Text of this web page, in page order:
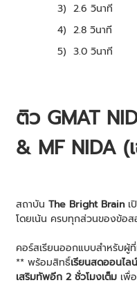
3) 2.6 วินาที
4) 2.8 วินาที
5) 3.0 วินาที
ติว GMAT
& MF NIDA (
สถาบันThe Bright Brainเ
โดยเน้น ครบทุกส่วนของข้อ
คอร์สเรียนออกแบบสำหรับผู้
** พร้อมสิทธิ์เรียนสดออนไ
เสริมทัพอีก 2 ชั่วโมงเต็ม เพื่